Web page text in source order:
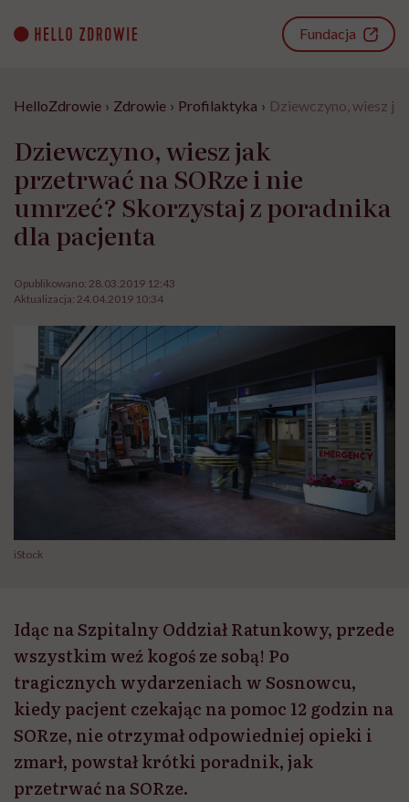
content
Fundacja
HelloZdrowie › Zdrowie › Profilaktyka › Dziewczyno, wiesz
Dziewczyno, wiesz jak
przetrwać na SORze i nie
umrzeć? Skorzystaj z poradnika
dla pacjenta
Opublikowano: 28.03.2019 12:43
Aktualizacja: 24.04.2019 10:34
iStock
Idąc na Szpitalny Oddział Ratunkowy, przede
wszystkim weź kogoś ze sobą! Po
tragicznych wydarzeniach w Sosnowcu,
kiedy pacjent czekając na pomoc 12 godzin na
SORze, nie otrzymał odpowiedniej opieki i
zmarł, powstał krótki poradnik, jak
przetrwać na SORze.